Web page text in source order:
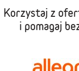
Korzystaj z
i pomagaj